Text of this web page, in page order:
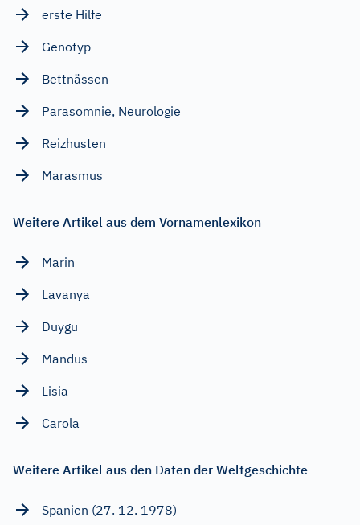
erste Hilfe
Genotyp
Bettnässen
Parasomnie, Neurologie
Reizhusten
Marasmus
Weitere Artikel aus dem Vornamenlexikon
Marin
Lavanya
Duygu
Mandus
Lisia
Carola
Weitere Artikel aus den Daten der Weltgeschichte
Spanien (27. 12. 1978)